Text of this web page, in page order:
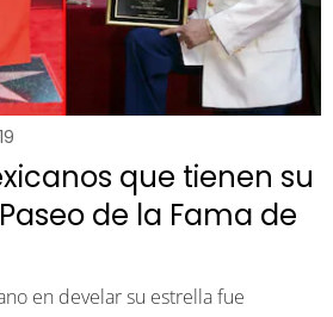
que tienen su
de la Fama de
en develar su estrella fue